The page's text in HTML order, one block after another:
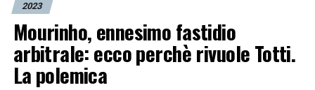
2023
Mourinho, ennesimo fastidio
arbitrale: ecco perchè rivuole Totti.
La polemica